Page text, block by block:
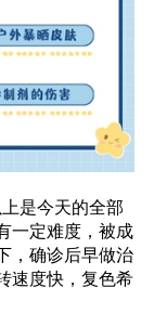
是今天的全部
一定难度，被成
，确诊后早做治
速度快，复色希